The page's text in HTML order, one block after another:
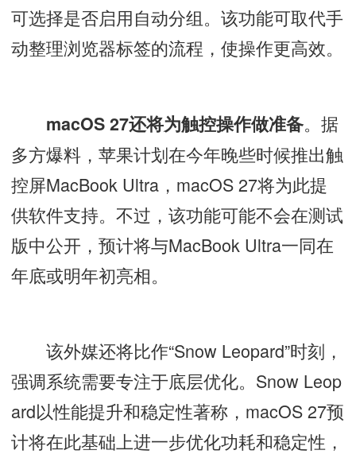
可选择是否启用自动分组。该功能可取代手
动整理浏览器标签的流程，使操作更高效。
macOS 27还将为触控操作做准备。据
多方爆料，苹果计划在今年晚些时候推出触
控屏MacBook Ultra，macOS 27将为此提
供软件支持。不过，该功能可能不会在测试
版中公开，预计将与MacBook Ultra一同在
年底或明年初亮相。
该外媒还将比作“Snow Leopard”时刻，
强调系统需要专注于底层优化。Snow Leop
ard以性能提升和稳定性著称，macOS 27预
计将在此基础上进一步优化功耗和稳定性，